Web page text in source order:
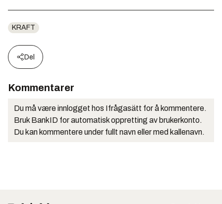
KRAFT
Del
Kommentarer
Du må være innlogget hos Ifrågasätt for å kommentere.
Bruk BankID for automatisk oppretting av brukerkonto.
Du kan kommentere under fullt navn eller med kallenavn.